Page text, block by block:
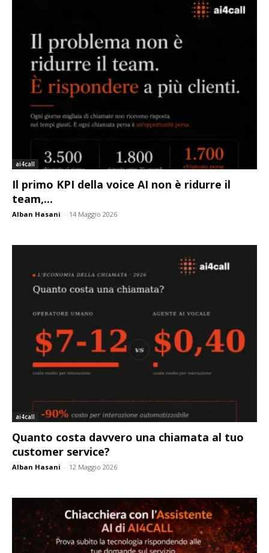
ai4call
Il primo KPI della voice AI non è ridurre il
team,...
Alban Hasani - 14 Maggio 2026
ai4call
Quanto costa davvero una chiamata al tuo
customer service?
Alban Hasani - 12 Maggio 2026